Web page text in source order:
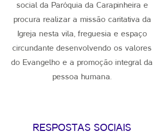
social da Paróquia da Carapinheira e
procura realizar a missão caritativa da
Igreja nesta vila, freguesia e espaço
circundante desenvolvendo os valores
do Evangelho e a promoção integral da
pessoa humana.
RESPOSTAS SOCIAIS